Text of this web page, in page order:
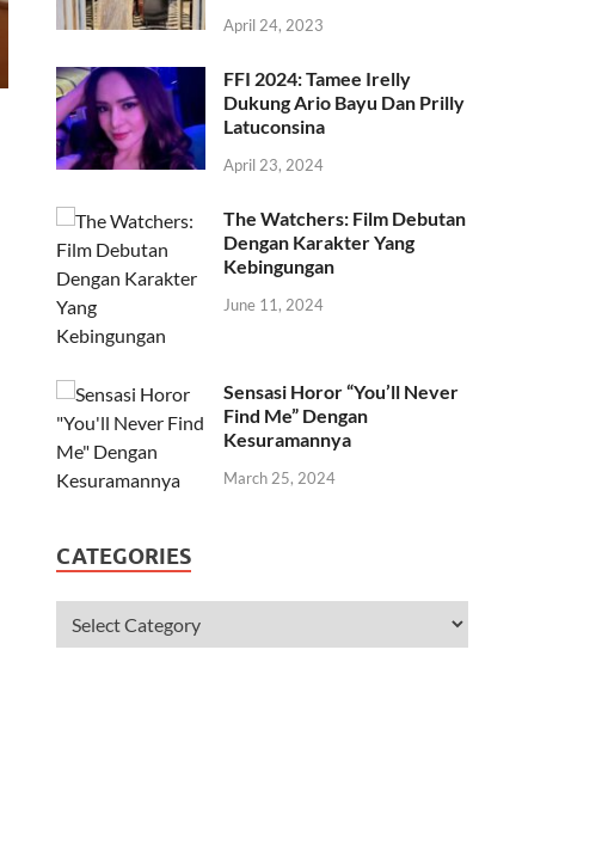
April 24, 2023
FFI 2024: Tamee Irelly
Dukung Ario Bayu Dan Prilly
Latuconsina
April 23, 2024
The Watchers: Film Debutan
Dengan Karakter Yang
Kebingungan
June 11, 2024
Sensasi Horor “You’ll Never
Find Me” Dengan
Kesuramannya
March 25, 2024
CATEGORIES